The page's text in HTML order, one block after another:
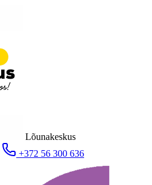
Lõunakeskus
+372 56 300 636